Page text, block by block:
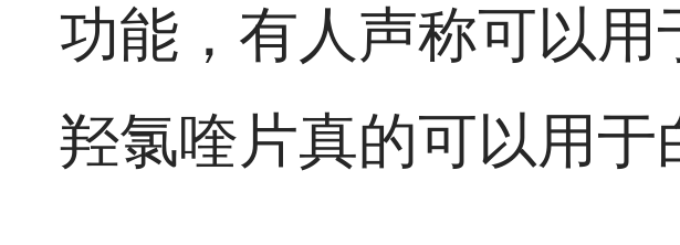
功能，有人声称可以
羟氯喹片真的可以用于